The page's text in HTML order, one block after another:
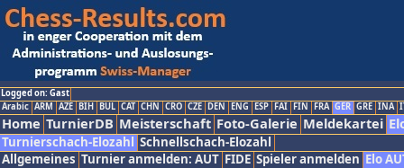
Logged on: Gast
Arabic ARM AZE BIH BUL CAT CHN CRO CZE DEN ENG ESP FAI FIN FRA GER GRE INA
Home TurnierDB Meisterschaft Foto-Galerie Meldekartei
Turnierschach-Elozahl Schnellschach-Elozahl
Allgemeines Turnier anmelden: AUT FIDE Spieler anmelden Elo